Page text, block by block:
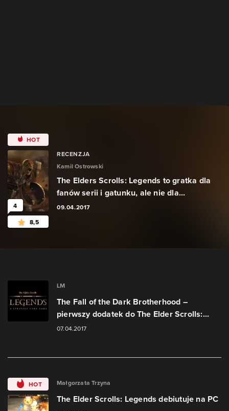
HOT
4
8,5
RECENZJA
Kamil Ostrowski
The Elders Scrolls: Legends to gratka dla
fanów serii i gatunku, ale nie dla...
09.04.2017
LM
The Fall of the Dark Brotherhood –
pierwszy dodatek do The Elder Scrolls:...
07.04.2017
HOT Małgorzata Trzyna
The Elder Scrolls: Legends debiutuje na PC